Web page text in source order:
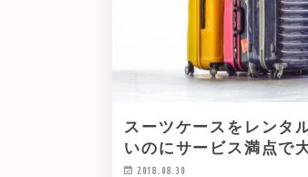
スーツケースをレンタ
いのにサービス満点で
2018.08.30